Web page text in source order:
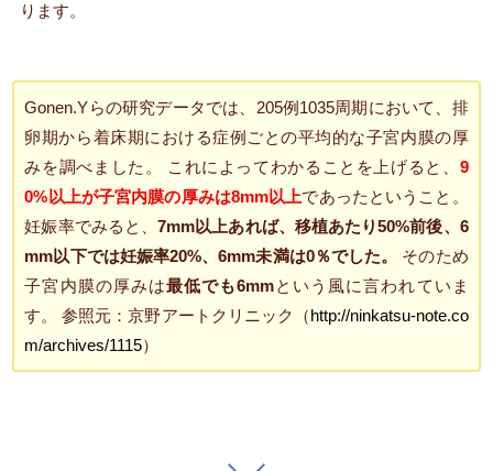
ります。
Gonen.Yらの研究データでは、205例1035周期において、排
卵期から着床期における症例ごとの平均的な子宮内膜の厚
みを調べました。 これによってわかることを上げると、 9
0%以上が子宮内膜の厚みは8mm以上であったということ。
妊娠率でみると、7mm以上あれば、移植あたり50%前後、6
mm以下では妊娠率20%、6mm未満は0％でした。
そのため
子宮内膜の厚みは最低でも6mmという風に言われていま
す。 参照元：京野アートクリニック（http://ninkatsu-note.co
m/archives/1115）